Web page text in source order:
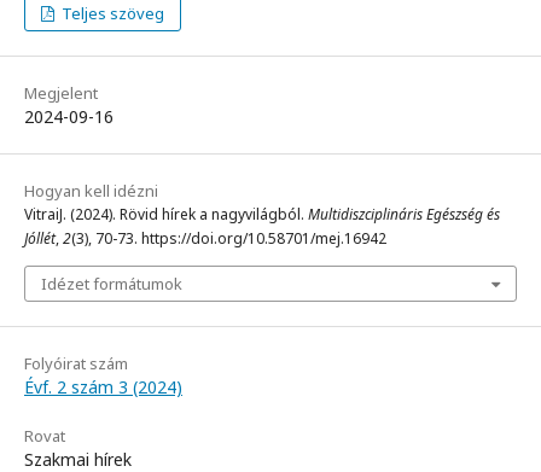
Teljes szöveg
Megjelent
2024-09-16
Hogyan kell idézni
VitraiJ. (2024). Rövid hírek a nagyvilágból. Multidiszciplináris Egészség és
Jóllét,2(3), 70-73. https://doi.org/10.58701/mej.16942
Idézet formátumok
Folyóirat szám
Évf. 2 szám 3 (2024)
Rovat
Szakmai hírek